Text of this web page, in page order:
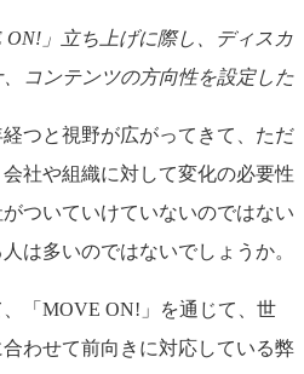
ON!」立ち上げに際し、ディスカ
コンテンツの方向性を設定した
つと視野が広がってきて、ただ
社や組織に対して変化の必要性
ついていけていないのではない
は多いのではないでしょうか。
「MOVE ON!」を通じて、世
わせて前向きに対応している弊